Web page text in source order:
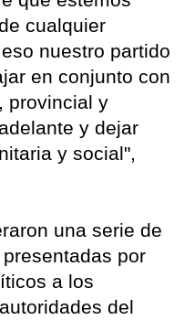
cualquier
nuestro partido
en conjunto con
provincial y
y dejar
y social",
una serie de
por
a los
del